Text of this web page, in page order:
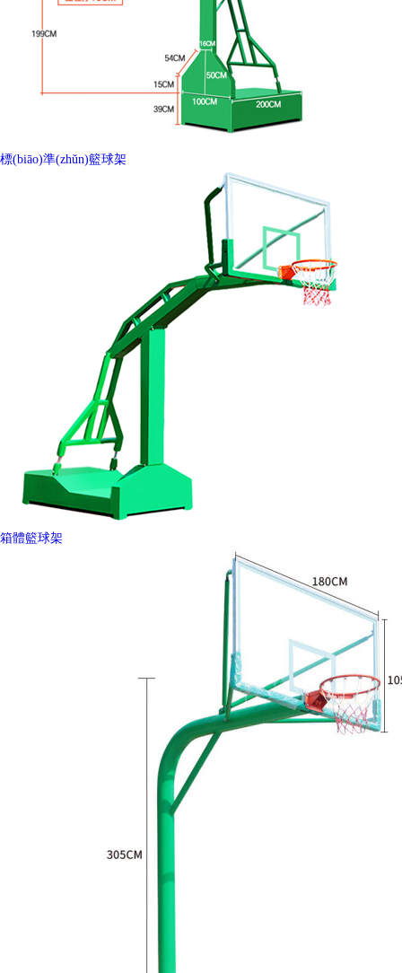
標(biāo)準(zhǔn)籃球架
箱體籃球架